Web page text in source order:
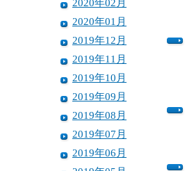
2020年02月
2020年01月
2019年12月
2019年11月
2019年10月
2019年09月
2019年08月
2019年07月
2019年06月